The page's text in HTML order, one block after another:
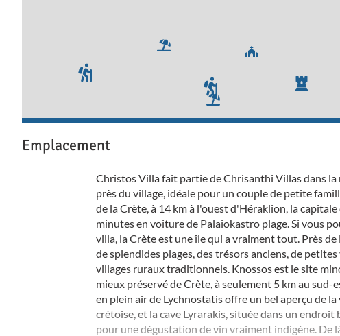
Emplacement
Christos Villa fait partie de Chrisanthi Villas dans
près du village, idéale pour un couple de petite
de la Crète, à 14 km à l'ouest d'Héraklion, la
minutes en voiture de Palaiokastro plage. Si vous
villa, la Crète est une île qui a vraiment tout. Près
de splendides plages, des trésors anciens, de
villages ruraux traditionnels. Knossos est le site
mieux préservé de Crète, à seulement 5 km au sud-
en plein air de Lychnostatis offre un bel aperçu de
crétoise, et la cave Lyrarakis, située dans un
pour une dégustation de vin vraiment indigène. De